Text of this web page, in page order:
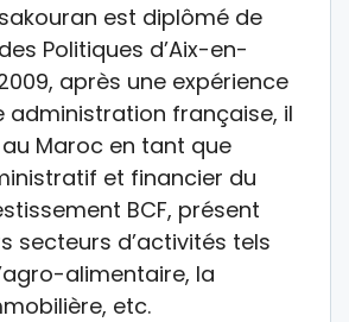
est diplômé de
Politiques d’Aix-en-
après une expérience
administration française, il
Maroc en tant que
et financier du
BCF, présent
secteurs d’activités tels
alimentaire, la
etc.